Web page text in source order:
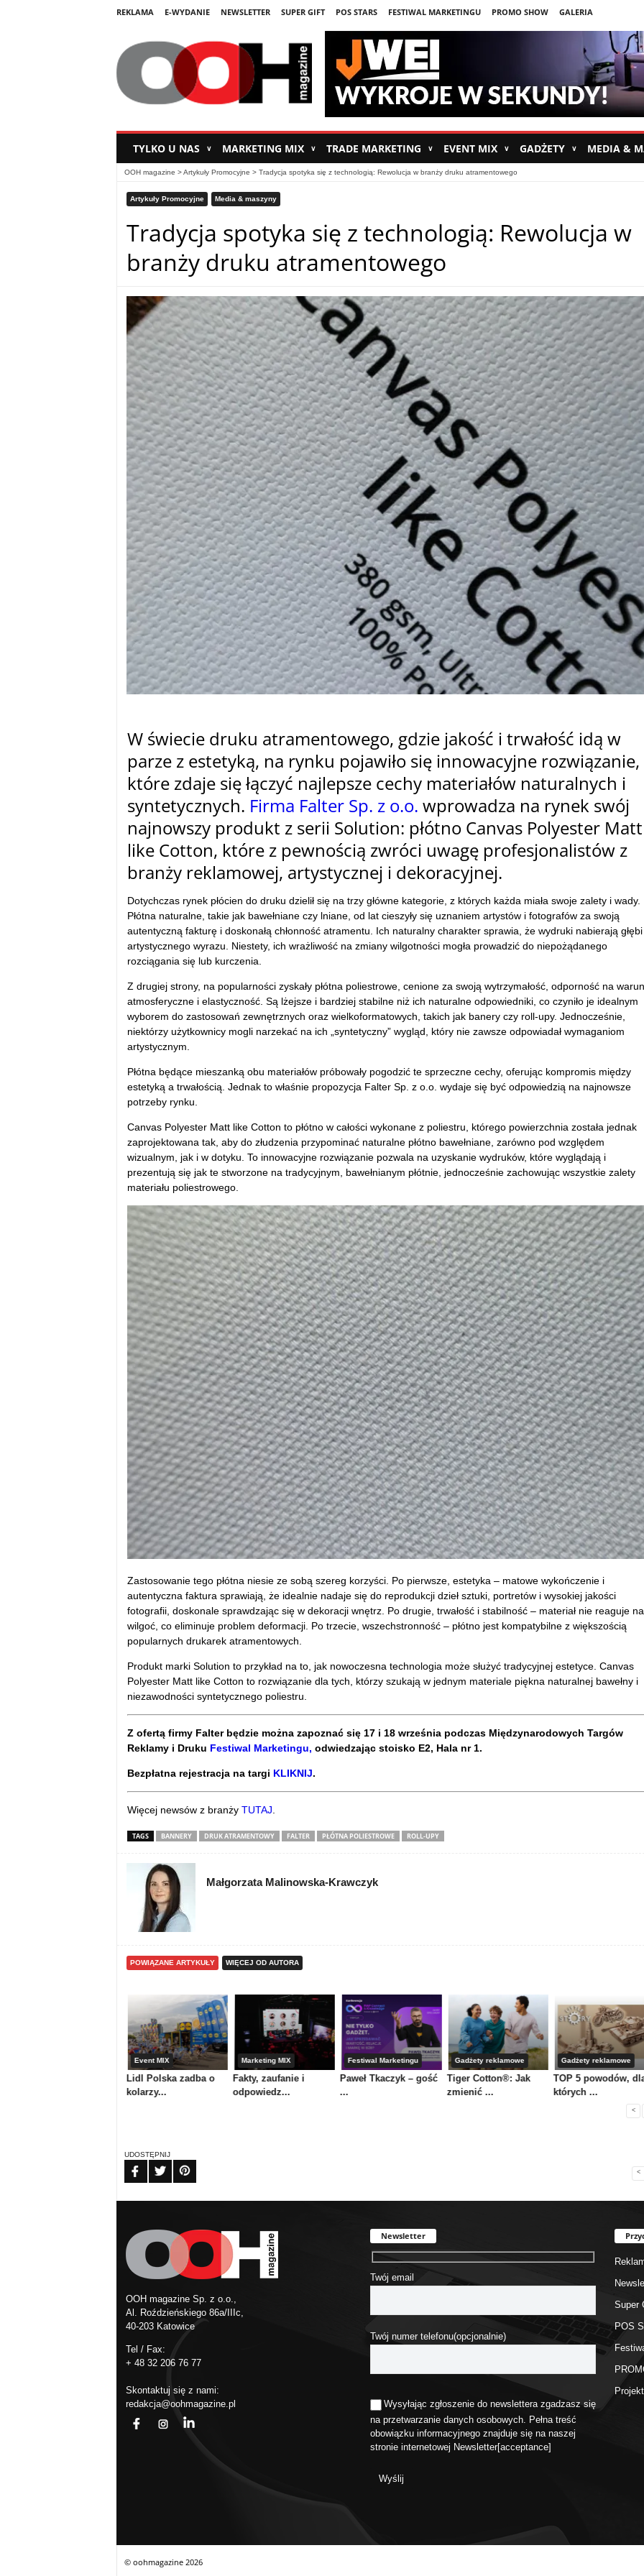
REKLAMA E-WYDANIE NEWSLETTER SUPER GIFT POS STARS FESTIWAL MARKETINGU PROMO SHOW GALERIA
TYLKO U NAS ∨ MARKETING MIX ∨ TRADE MARKETING ∨ EVENT MIX ∨ GADŻETY ∨ MEDIA &
OOH magazine >Artykuły Promocyjne > Tradycja spotyka się z technologią: Rewolucja w branży druku atramentowego
Artykuły Promocyjne Media & maszyny
Tradycja spotyka się z technologią: Rewolucja w
branży druku atramentowego
W świecie druku atramentowego, gdzie jakość i trwałość idą w
parze z estetyką, na rynku pojawiło się innowacyjne rozwiązanie,
które zdaje się łączyć najlepsze cechy materiałów naturalnych i
syntetycznych. Firma Falter Sp. z o.o. wprowadza na rynek swój
najnowszy produkt z serii Solution: płótno Canvas Polyester Matt
like Cotton, które z pewnością zwróci uwagę profesjonalistów z
branży reklamowej, artystycznej i dekoracyjnej.
Dotychczas rynek płócien do druku dzielił się na trzy główne kategorie, z których każda miała swoje zalety i wady.
Płótna naturalne, takie jak bawełniane czy lniane, od lat cieszyły się uznaniem artystów i fotografów za swoją
autentyczną fakturę i doskonałą chłonność atramentu. Ich naturalny charakter sprawia, że wydruki nabierają głębi
artystycznego wyrazu. Niestety, ich wrażliwość na zmiany wilgotności mogła prowadzić do niepożądanego
rozciągania się lub kurczenia.
Z drugiej strony, na popularności zyskały płótna poliestrowe, cenione za swoją wytrzymałość, odporność na
atmosferyczne i elastyczność. Są lżejsze i bardziej stabilne niż ich naturalne odpowiedniki, co czyniło je idealnym
wyborem do zastosowań zewnętrznych oraz wielkoformatowych, takich jak banery czy roll-upy. Jednocześnie,
niektórzy użytkownicy mogli narzekać na ich „syntetyczny” wygląd, który nie zawsze odpowiadał wymaganiom
artystycznym.
Płótna będące mieszanką obu materiałów próbowały pogodzić te sprzeczne cechy, oferując kompromis między
estetyką a trwałością. Jednak to właśnie propozycja Falter Sp. z o.o. wydaje się być odpowiedzią na najnowsze
potrzeby rynku.
Canvas Polyester Matt like Cotton to płótno w całości wykonane z poliestru, którego powierzchnia została jednak
zaprojektowana tak, aby do złudzenia przypominać naturalne płótno bawełniane, zarówno pod względem
wizualnym, jak i w dotyku. To innowacyjne rozwiązanie pozwala na uzyskanie wydruków, które wyglądają i
prezentują się jak te stworzone na tradycyjnym, bawełnianym płótnie, jednocześnie zachowując wszystkie zalety
materiału poliestrowego.
Zastosowanie tego płótna niesie ze sobą szereg korzyści. Po pierwsze, estetyka – matowe wykończenie i
autentyczna faktura sprawiają, że idealnie nadaje się do reprodukcji dzieł sztuki, portretów i wysokiej jakości
fotografii, doskonale sprawdzając się w dekoracji wnętrz. Po drugie, trwałość i stabilność – materiał nie reaguje na
wilgoć, co eliminuje problem deformacji. Po trzecie, wszechstronność – płótno jest kompatybilne z większością
popularnych drukarek atramentowych.
Produkt marki Solution to przykład na to, jak nowoczesna technologia może służyć tradycyjnej estetyce. Canvas
Polyester Matt like Cotton to rozwiązanie dla tych, którzy szukają w jednym materiale piękna naturalnej bawełny i
niezawodności syntetycznego poliestru.
Z ofertą firmy Falter będzie można zapoznać się 17 i 18 września podczas Międzynarodowych Targów
Reklamy i Druku Festiwal Marketingu, odwiedzając stoisko E2, Hala nr 1.
Bezpłatna rejestracja na targi KLIKNIJ.
Więcej newsów z branży TUTAJ
TAGS BANNERY DRUK ATRAMENTOWY FALTER PŁÓTNA POLIESTROWE ROLL-UPY
Małgorzata Malinowska-Krawczyk
POWIĄZANE ARTYKUŁY WIĘCEJ OD AUTORA
Event MIX
Lidl Polska zadba o
kolarzy...
Marketing MIX
Fakty, zaufanie i
odpowiedz...
Festiwal Marketingu
Paweł Tkaczyk – gość
...
Gadżety reklamowe
Tiger Cotton®: Jak
zmienić ...
Gadżety reklamowe
TOP 5 powodów,
których ...
<
UDOSTĘPNIJ
<
OOH magazine Sp. z o.o.,
Al. Roździeńskiego 86a/IIIc,
40-203 Katowice
Tel / Fax:
+ 48 32 206 76 77
Skontaktuj się z nami:
redakcja@oohmagazine.pl
Newsletter
Twój email
Twój numer telefonu(opcjonalnie)
Wysyłając zgłoszenie do newslettera zgadzasz się
na przetwarzanie danych osobowych. Pełna treść
obowiązku informacyjnego znajduje się na naszej
stronie internetowej Newsletter[acceptance]
Super
POS
© oohmagazine2026